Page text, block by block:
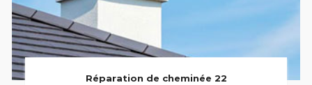
Réparation de cheminée 22